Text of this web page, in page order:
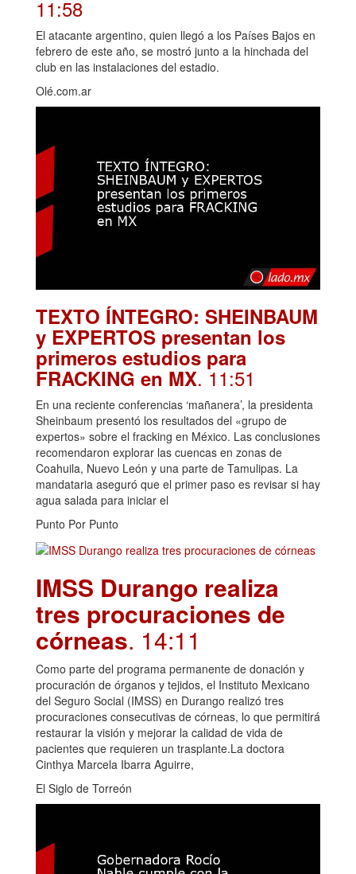
11:58
El atacante argentino, quien llegó a los Países Bajos en
febrero de este año, se mostró junto a la hinchada del
club en las instalaciones del estadio.
Olé.com.ar
TEXTO ÍNTEGRO: SHEINBAUM
y EXPERTOS presentan los
primeros estudios para
FRACKING en MX. 11:51
En una reciente conferencias ‘mañanera’, la presidenta
Sheinbaum presentó los resultados del «grupo de
expertos» sobre el fracking en México. Las conclusiones
recomendaron explorar las cuencas en zonas de
Coahuila, Nuevo León y una parte de Tamulipas. La
mandataria aseguró que el primer paso es revisar si hay
agua salada para iniciar el
Punto Por Punto
IMSS Durango realiza
tres procuraciones de
córneas. 14:11
Como parte del programa permanente de donación y
procuración de órganos y tejidos, el Instituto Mexicano
del Seguro Social (IMSS) en Durango realizó tres
procuraciones consecutivas de córneas, lo que permitirá
restaurar la visión y mejorar la calidad de vida de
pacientes que requieren un trasplante.La doctora
Cinthya Marcela Ibarra Aguirre,
El Siglo de Torreón